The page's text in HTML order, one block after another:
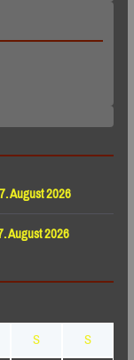
7. August 2026
August 2026
S
S